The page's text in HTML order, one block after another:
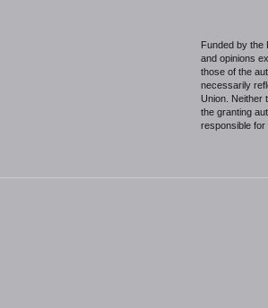
Funded by the
and opinions
those of the
necessarily
Union. Neither
the granting
responsible for